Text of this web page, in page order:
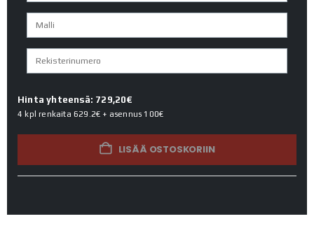
Hinta yhteensä: 729,20€
4 kpl renkaita 629.2€ + asennus 100€
LISÄÄ OSTOSKORIIN